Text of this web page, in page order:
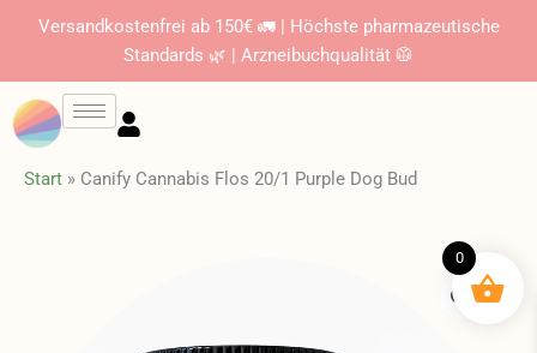
Versandkostenfrei ab 150€ 🚛 | Höchste pharmazeutische
Standards 🌿 | Arzneibuchqualität 🥼
Start » Canify Cannabis Flos 20/1 Purple Dog Bud
0